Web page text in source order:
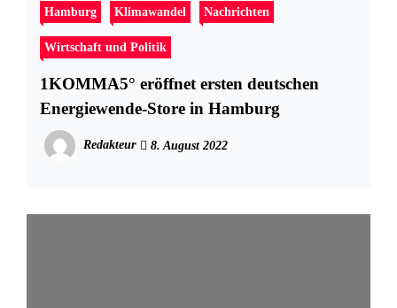
Hamburg Klimawandel Nachrichten
Wirtschaft und Politik
1KOMMA5° eröffnet ersten deutschen
Energiewende-Store in Hamburg
Redakteur 8. August 2022